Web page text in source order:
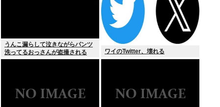
うんこ漏らして泣きながらパンツ
洗ってるおっさんが盗撮される
ワイのTwitter、壊れる